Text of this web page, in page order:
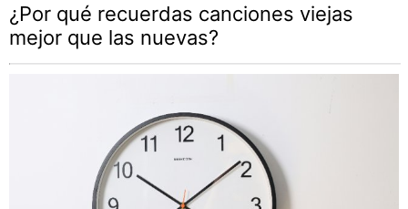
¿Por qué recuerdas canciones viejas
mejor que las nuevas?